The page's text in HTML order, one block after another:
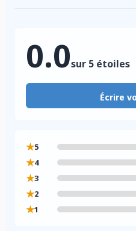
0.0sur 5 étoiles
Écrire
★5
★4
★3
★2
★1